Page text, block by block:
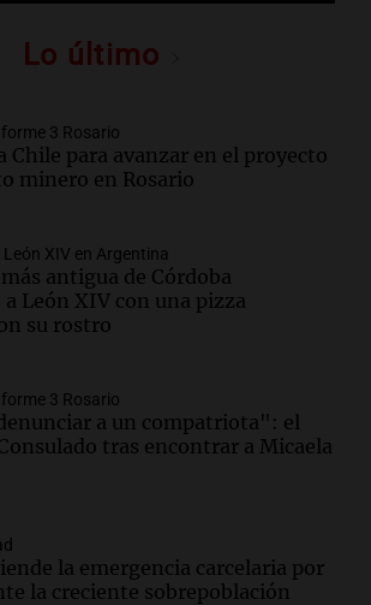
Lo último
3 Rosario
Chile para avanzar en el proyecto
minero en Rosario
León XIV en Argentina
antigua de Córdoba
León XIV con una pizza
su rostro
3 Rosario
a un compatriota": el
tras encontrar a Micaela
la emergencia carcelaria por
la creciente sobrepoblación